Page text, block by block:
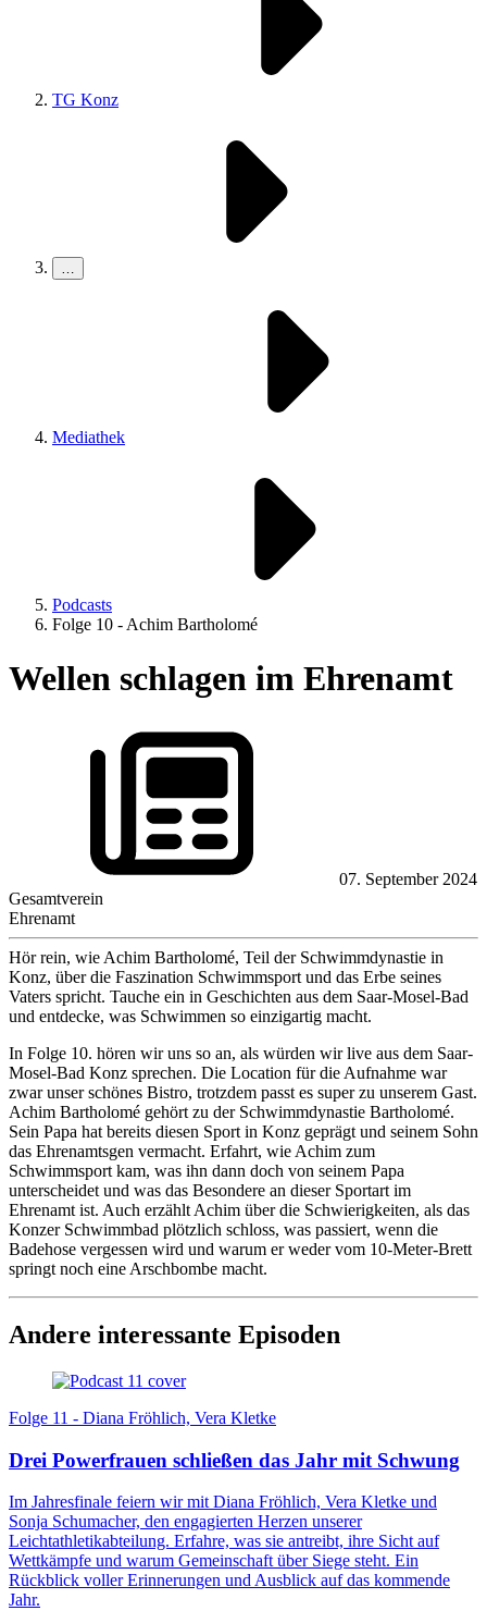
TG Konz
…
Mediathek
Podcasts
Folge 10 - Achim Bartholomé
Wellen schlagen im Ehrenamt
07. September 2024
Gesamtverein
Ehrenamt
Hör rein, wie Achim Bartholomé, Teil der Schwimmdynastie in
Konz, über die Faszination Schwimmsport und das Erbe seines
Vaters spricht. Tauche ein in Geschichten aus dem Saar-Mosel-Bad
und entdecke, was Schwimmen so einzigartig macht.
In Folge 10. hören wir uns so an, als würden wir live aus dem Saar-
Mosel-Bad Konz sprechen. Die Location für die Aufnahme war
zwar unser schönes Bistro, trotzdem passt es super zu unserem Gast.
Achim Bartholomé gehört zu der Schwimmdynastie Bartholomé.
Sein Papa hat bereits diesen Sport in Konz geprägt und seinem Sohn
das Ehrenamtsgen vermacht. Erfahrt, wie Achim zum
Schwimmsport kam, was ihn dann doch von seinem Papa
unterscheidet und was das Besondere an dieser Sportart im
Ehrenamt ist. Auch erzählt Achim über die Schwierigkeiten, als das
Konzer Schwimmbad plötzlich schloss, was passiert, wenn die
Badehose vergessen wird und warum er weder vom 10-Meter-Brett
springt noch eine Arschbombe macht.
Andere interessante Episoden
Folge 11 - Diana Fröhlich, Vera Kletke
Drei Powerfrauen schließen das Jahr mit Schwung
Im Jahresfinale feiern wir mit Diana Fröhlich, Vera Kletke und
Sonja Schumacher, den engagierten Herzen unserer
Leichtathletikabteilung. Erfahre, was sie antreibt, ihre Sicht auf
Wettkämpfe und warum Gemeinschaft über Siege steht. Ein
Rückblick voller Erinnerungen und Ausblick auf das kommende
Jahr.